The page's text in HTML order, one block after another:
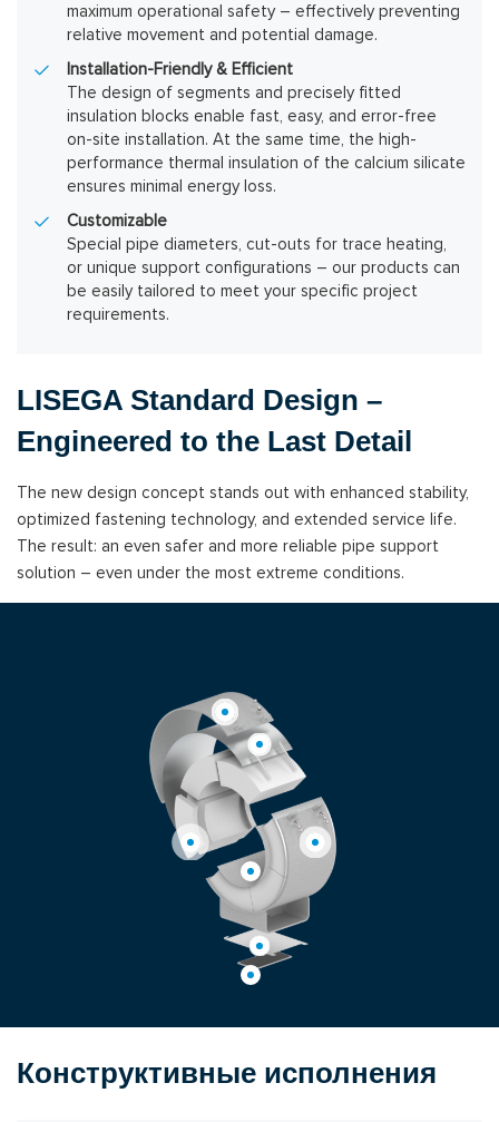
maximum operational safety – effectively preventing
relative movement and potential damage.
Installation-Friendly & Efficient
The design of segments and precisely fitted
insulation blocks enable fast, easy, and error-free
on-site installation. At the same time, the high-
performance thermal insulation of the calcium silicate
ensures minimal energy loss.
Customizable
Special pipe diameters, cut-outs for trace heating,
or unique support configurations – our products can
be easily tailored to meet your specific project
requirements.
LISEGA Standard Design –
Engineered to the Last Detail
The new design concept stands out with enhanced stability,
optimized fastening technology, and extended service life.
The result: an even safer and more reliable pipe support
solution – even under the most extreme conditions.
Конструктивные исполнения